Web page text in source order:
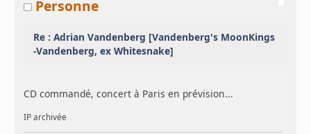
Personne
Re : Adrian Vandenberg [Vandenberg's MoonKings
-Vandenberg, ex Whitesnake]
CD commandé, concert à Paris en prévision...
IP archivée